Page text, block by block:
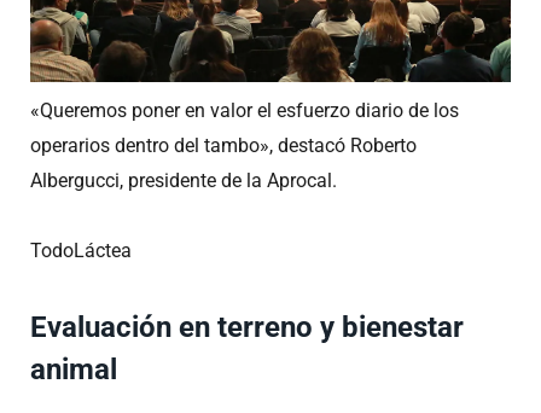
«Queremos poner en valor el esfuerzo diario de los
operarios dentro del tambo», destacó Roberto
Albergucci, presidente de la Aprocal.
TodoLáctea
Evaluación en terreno y bienestar
animal